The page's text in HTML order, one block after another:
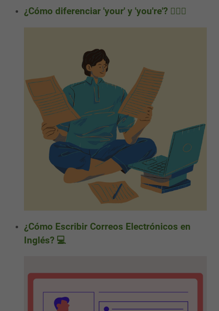
¿Cómo diferenciar 'your' y 'you're'? ✍🏻📖
¿Cómo Escribir Correos Electrónicos en
Inglés? 💻